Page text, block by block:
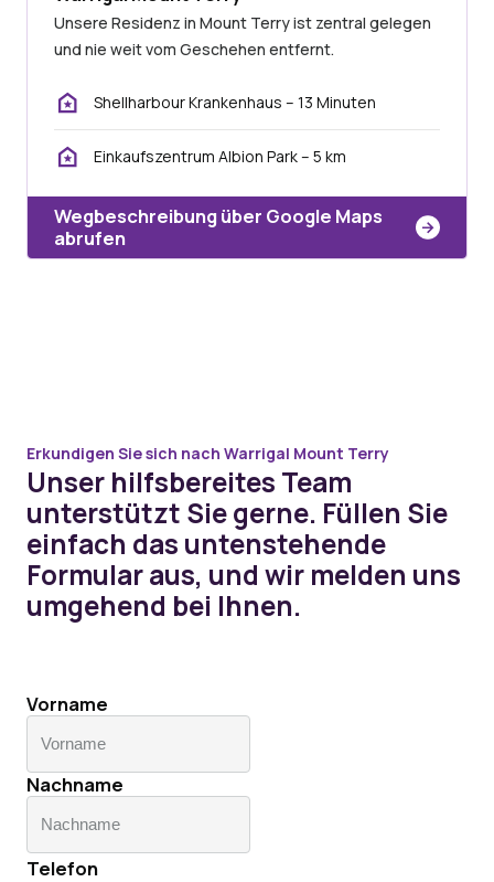
Unsere Residenz in Mount Terry ist zentral gelegen
und nie weit vom Geschehen entfernt.
Shellharbour Krankenhaus – 13 Minuten
Einkaufszentrum Albion Park – 5 km
Wegbeschreibung über Google Maps
abrufen
Erkundigen Sie sich nach Warrigal Mount Terry
Unser hilfsbereites Team
unterstützt Sie gerne. Füllen Sie
einfach das untenstehende
Formular aus, und wir melden uns
umgehend bei Ihnen.
Vorname
Nachname
Telefon